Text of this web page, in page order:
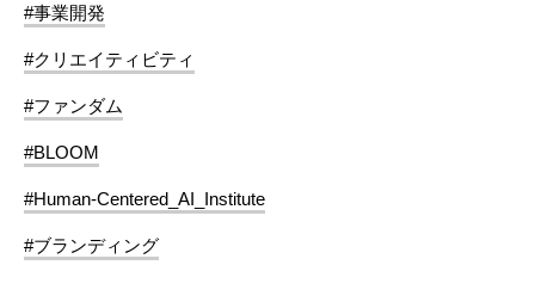
#事業開発
#クリエイティビティ
#ファンダム
#BLOOM
#Human-Centered_AI_Institute
#ブランディング